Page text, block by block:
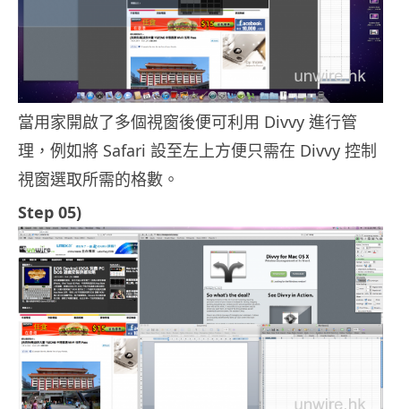
當用家開啟了多個視窗後便可利用 Divvy 進行管
理，例如將 Safari 設至左上方便只需在 Divvy 控制
視窗選取所需的格數。
Step 05)